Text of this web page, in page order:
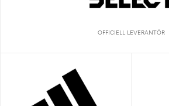
OFFICIELL LEVERANTÖR